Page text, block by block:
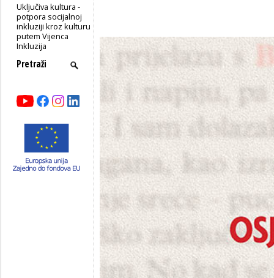
Uključiva kultura -
potpora socijalnoj
inkluziji kroz kulturu
putem Vijenca
Inkluzija